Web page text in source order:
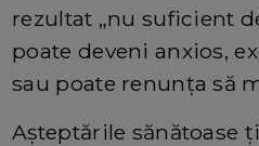
rezultat „nu suficient
poate deveni anxios,
sau poate renunța să
Așteptările sănătoase